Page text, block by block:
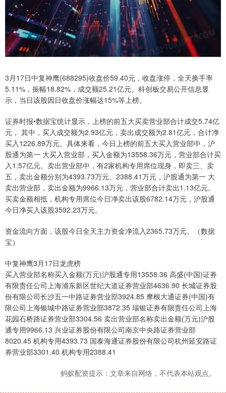
3月17日中复神鹰(688295)收盘价59.40元，收盘涨停，全天换手率
5.11%，振幅18.82%，成交额25.21亿元。科创板交易公开信息显
示，当日该股因日收盘价涨幅达15%等上榜。
证券时报•数据宝统计显示，上榜的前五大买卖营业部合计成交5.74亿
元， 其中，买入成交额为2.93亿元，卖出成交额为2.81亿元，合计净
买入1226.89万元。具体来看，今日上榜的前五大买入营业部中，沪
股通为第一 大买入营业部，买入金额为13558.36万元，营业部合计买
入1.57亿元。卖出营业部中，有2家机构专用席位现身，即卖三、卖
五，卖出金额分别为4393.73万元、2388.41万元，沪股通为第一 大
卖出营业部，卖出金额为9966.13万元，营业部合计卖出1.13亿元。
买卖金额相抵，机构专用席位今日净卖出该股6782.14万元，沪股通
今日净买入该股3592.23万元。
资金流向方面，该股今日全天主力资金净流入2365.73万元。（数据
宝）
中复神鹰3月17日龙虎榜
买入营业部名称买入金额(万元)沪股通专用13558.36 高盛(中国)证券
有限责任公司上海浦东新区世纪大道证券营业部4636.90 长城证券股
份有限公司长沙五一中路证券营业部3924.85 摩根大通证券(中国)有
限公司上海银城中路证券营业部3872.35 瑞银证券有限责任公司上海
花园石桥路证券营业部3304.56 卖出营业部名称卖出金额(万元)沪股
通专用9966.13 兴业证券股份有限公司南京中央路证券营业部
8020.45 机构专用4393.73 国泰海通证券股份有限公司杭州延安路证
券营业部3301.40 机构专用2388.41
蚂蚁配资提示：文章来自网络，不代表本站观点。